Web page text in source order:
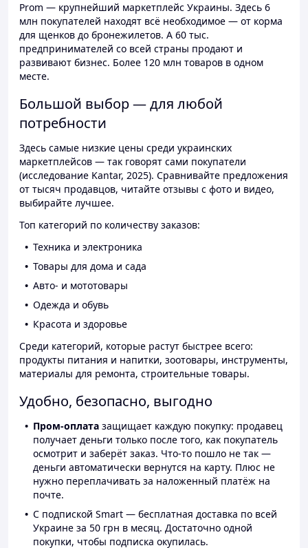
Prom — крупнейший маркетплейс Украины. Здесь 6
млн покупателей находят всё необходимое — от корма
для щенков до бронежилетов. А 60 тыс.
предпринимателей со всей страны продают и
развивают бизнес. Более 120 млн товаров в одном
месте.
Большой выбор — для любой
потребности
Здесь самые низкие цены среди украинских
маркетплейсов — так говорят сами покупатели
(исследование Kantar, 2025). Сравнивайте предложения
от тысяч продавцов, читайте отзывы с фото и видео,
выбирайте лучшее.
Топ категорий по количеству заказов:
Техника и электроника
Товары для дома и сада
Авто- и мототовары
Одежда и обувь
Красота и здоровье
Среди категорий, которые растут быстрее всего:
продукты питания и напитки, зоотовары, инструменты,
материалы для ремонта, строительные товары.
Удобно, безопасно, выгодно
Пром-оплата защищает каждую покупку: продавец
получает деньги только после того, как покупатель
осмотрит и заберёт заказ. Что-то пошло не так —
деньги автоматически вернутся на карту. Плюс не
нужно переплачивать за наложенный платёж на
почте.
С подпиской Smart — бесплатная доставка по всей
Украине за 50 грн в месяц. Достаточно одной
покупки, чтобы подписка окупилась.